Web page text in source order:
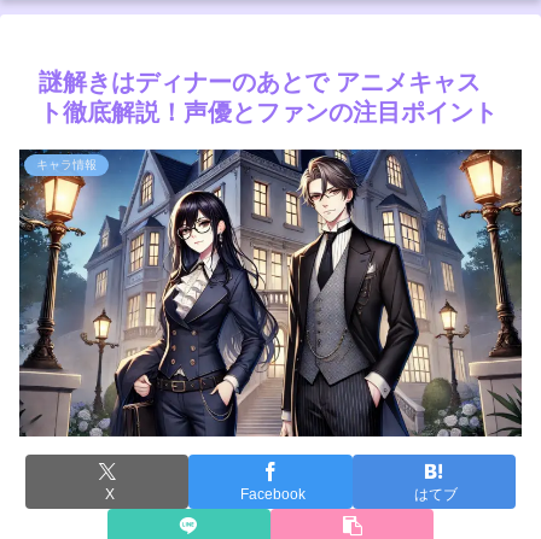
謎解きはディナーのあとで アニメキャス
ト徹底解説！声優とファンの注目ポイント
キャラ情報
X Facebook はてブ